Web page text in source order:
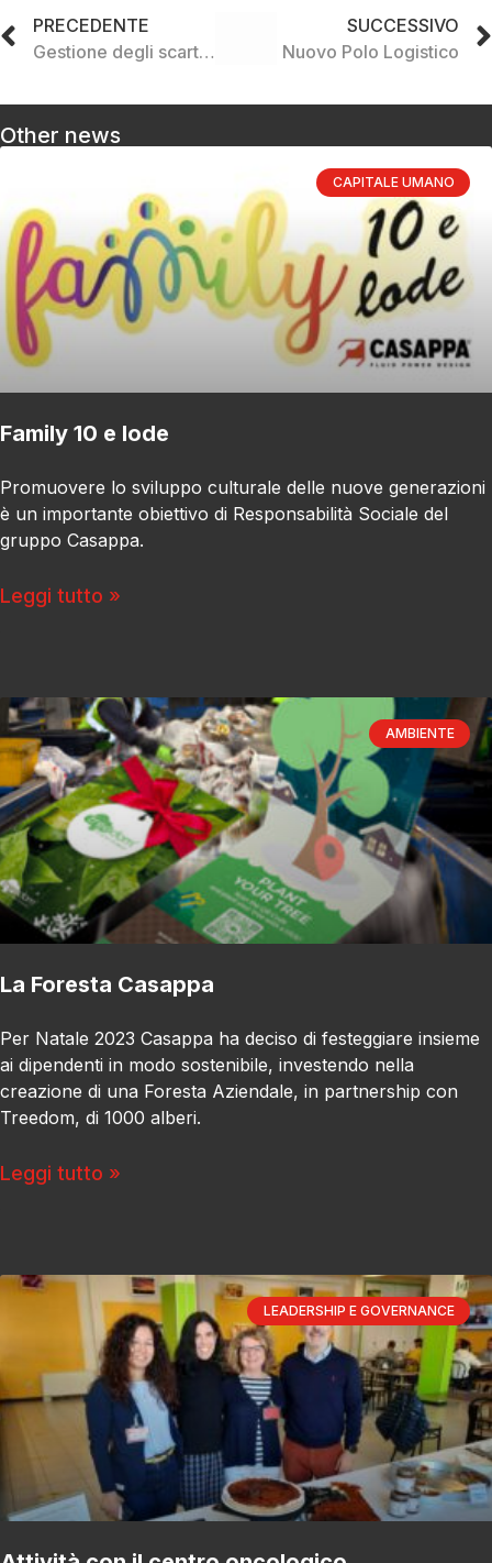
PRECEDENTE
Gestione degli scarti durante le fasi produttive
SUCCESSIVO
Nuovo Polo Logistico
Other news
CAPITALE UMANO
Family 10 e lode
Promuovere lo sviluppo culturale delle nuove generazioni
è un importante obiettivo di Responsabilità Sociale del
gruppo Casappa.
Leggi tutto »
AMBIENTE
La Foresta Casappa
Per Natale 2023 Casappa ha deciso di festeggiare insieme
ai dipendenti in modo sostenibile, investendo nella
creazione di una Foresta Aziendale, in partnership con
Treedom, di 1000 alberi.
Leggi tutto »
LEADERSHIP E GOVERNANCE